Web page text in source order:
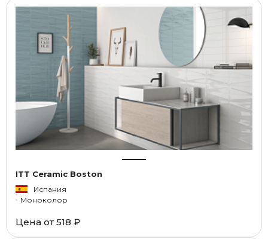
ITT Ceramic Boston
Испания
Моноколор
Цена от 518 ₽